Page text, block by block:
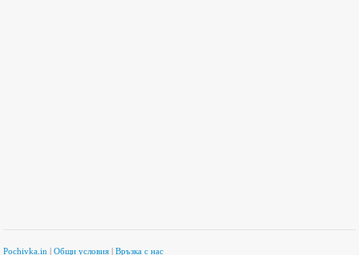
Pochivka.in |Общи условия |Връзка с нас